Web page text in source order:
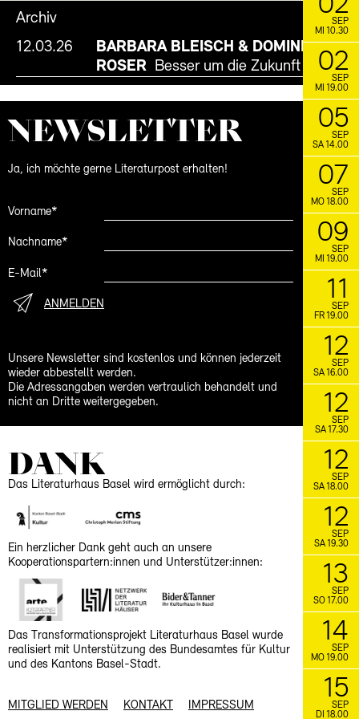
INSTAGRAM
Archiv
12.03.26
BARBARA BLEISCH & DOMINIC
ROSER
Besser um die Zukunft streiten
NEWS­LETTER
Ja, ich möchte gerne Literaturpost erhalten!
Vorname*
Nachname*
E-Mail*
ANMELDEN
Unsere Newsletter sind kostenlos und können jederzeit
wieder abbestellt werden.
Die Adressangaben werden vertraulich behandelt und
nicht an Dritte weitergegeben.
DANK
Das Literaturhaus Basel wird ermöglicht durch:
Ein herzlicher Dank geht auch an unsere
Kooperationspartern:innen und Unterstützer:innen:
Das Transformationsprojekt Literaturhaus Basel wurde
realisiert mit Unterstützung des Bundesamtes für Kultur
und des Kantons Basel-Stadt.
MITGLIED WERDEN KONTAKT IMPRESSUM
SEP
MI 10.30
02
SEP
MI 19.00
05
SEP
SA 14.00
07
SEP
MO 18.00
09
SEP
MI 19.00
11
SEP
FR 19.00
12
SEP
SA 16.00
12
SEP
SA 17.30
12
SEP
SA 18.00
12
SEP
SA 19.30
13
SEP
SO 17.00
14
SEP
MO 19.00
15
SEP
DI 18.00